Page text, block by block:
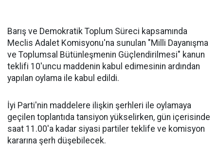
Barış ve Demokratik Toplum Süreci kapsamında
Meclis Adalet Komisyonu'na sunulan "Milli Dayanışma
ve Toplumsal Bütünleşmenin Güçlendirilmesi" kanun
teklifi 10'uncu maddenin kabul edimesinin ardından
yapılan oylama ile kabul edildi.
İyi Parti'nin maddelere ilişkin şerhleri ile oylamaya
geçilen toplantıda tansiyon yükselirken, gün içerisinde
saat 11.00'a kadar siyasi partiler teklife ve komisyon
kararına şerh düşebilecek.